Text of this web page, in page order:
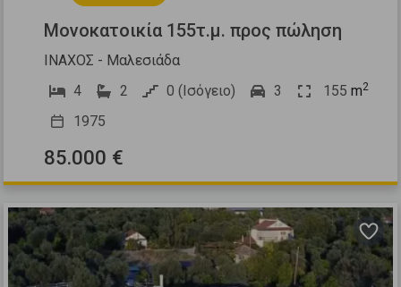
Μονοκατοικία 155τ.μ. προς πώληση
ΙΝΑΧΟΣ - Μαλεσιάδα
4
2 0 (Ισόγειο) 3 155 m2
1975
85.000 €